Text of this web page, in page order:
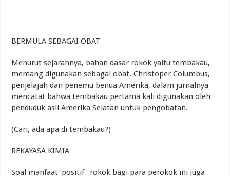
BERMULA SEBAGAI OBAT
Menurut sejarahnya, bahan dasar rokok yaitu tembakau,
memang digunakan sebagai obat. Christoper Columbus,
penjelajah dan penemu benua Amerika, dalam jurnalnya
mencatat bahwa tembakau pertama kali digunakan oleh
penduduk asli Amerika Selatan untuk pengobatan.
(Cari, ada apa di tembakau?)
REKAYASA KIMIA
Soal manfaat ‘positif ‘ rokok bagi para perokok ini juga